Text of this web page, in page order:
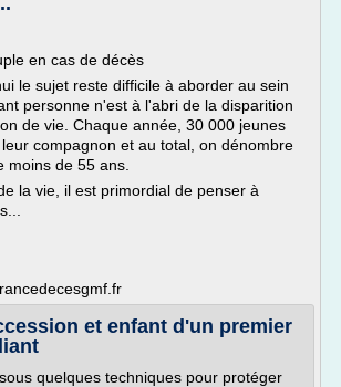
en cas de décès
le sujet reste difficile à aborder au sein
personne n'est à l'abri de la disparition
de vie. Chaque année, 30 000 jeunes
compagnon et au total, on dénombre
moins de 55 ans.
la vie, il est primordial de penser à
et enfant d'un premier
quelques techniques pour protéger